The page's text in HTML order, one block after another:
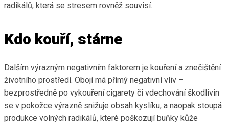
radikálů, která se stresem rovněž souvisí.
Kdo kouří, stárne
Dalším výrazným negativním faktorem je kouření a znečištění
životního prostředí. Obojí má přímý negativní vliv –
bezprostředně po vykouření cigarety či vdechování škodlivin
se v pokožce výrazně snižuje obsah kyslíku, a naopak stoupá
produkce volných radikálů, které poškozují buňky kůže